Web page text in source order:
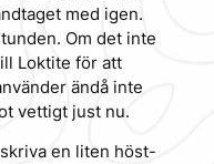
med igen.
Om det inte
Loktite för att
ändå inte
vettigt just nu.
en liten höst-